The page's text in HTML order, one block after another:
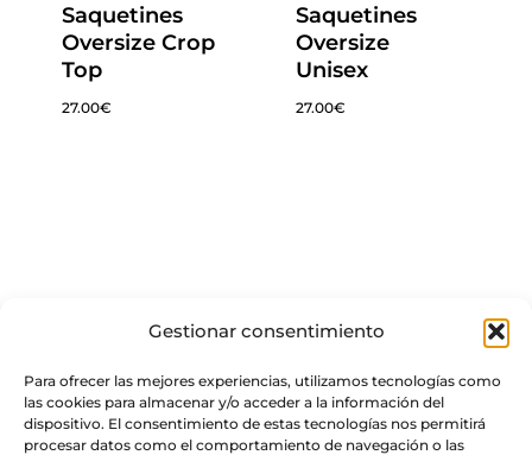
Gestionar consentimiento
Para ofrecer las mejores experiencias, utilizamos tecnologías como
las cookies para almacenar y/o acceder a la información del
dispositivo. El consentimiento de estas tecnologías nos permitirá
procesar datos como el comportamiento de navegación o las
Saquetines
Oversize Crop
Top
27.00€
Saquetines
Oversize
Unisex
27.00€